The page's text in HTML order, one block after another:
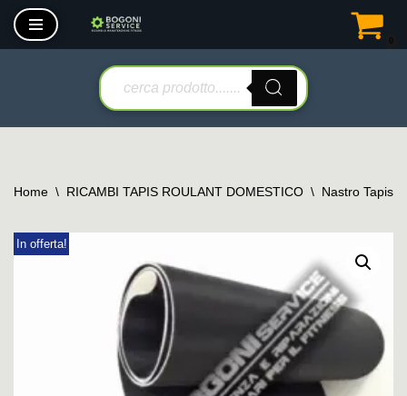
Vai
Home \ RICAMBI TAPIS ROULANT DOMESTICO \ Nastro Tapis
In offerta!